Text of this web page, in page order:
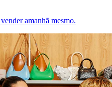
amanhã mesmo.